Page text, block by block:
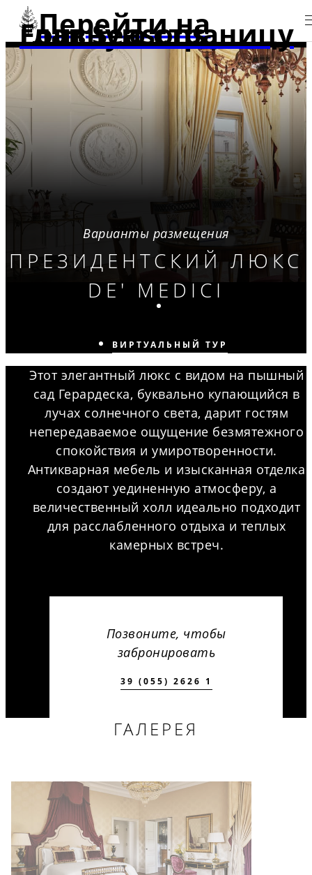
Перейти на
главную страницу Four Seasons
Варианты размещения
ПРЕЗИДЕНТСКИЙ ЛЮКС
DE' MEDICI
ВИРТУАЛЬНЫЙ ТУР
Этот элегантный люкс с видом на пышный
сад Герардеска, буквально купающийся в
лучах солнечного света, дарит гостям
непередаваемое ощущение безмятежного
спокойствия и умиротворенности.
Антикварная мебель и изысканная отделка
создают уединенную атмосферу, а
величественный холл идеально подходит
для расслабленного отдыха и теплых
камерных встреч.
Позвоните, чтобы
забронировать
39 (055) 2626 1
ГАЛЕРЕЯ